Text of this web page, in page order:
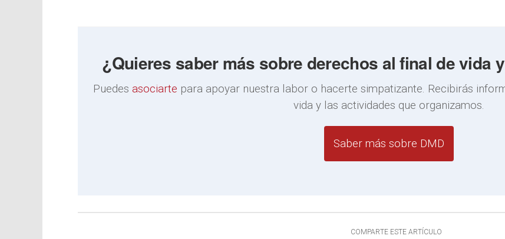
¿Quieres saber más sobre derechos al final de vida
Puedes asociarte para apoyar nuestra labor o hacerte simpatizante. Recibirás
vida y las actividades que organizamos.
Saber más sobre DMD
COMPARTE ESTE ARTÍCULO